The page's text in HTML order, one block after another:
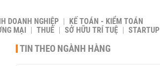
DOANH NGHIỆP
KẾ TOÁN - KIỂM TOÁN
MẠI THUẾ SỞ HỮU TRÍ TUỆ
STARTUP
TIN THEO NGÀNH HÀNG